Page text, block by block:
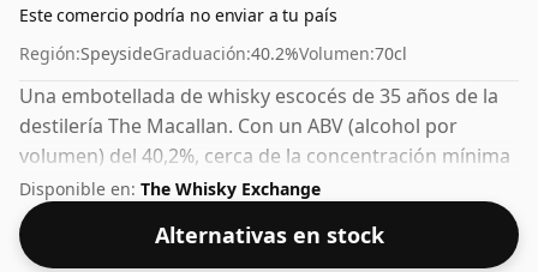
Este comercio podría no enviar a tu país
Región:SpeysideGraduación:40.2%Volumen:70cl
Una embotellada de whisky escocés de 35 años de la
destilería The Macallan. Con un ABV (alcohol por
volumen) del 40,2%, cerca de la concentración mínima
con la que se puede embotellar el whisky, y por lo
tanto debe considerarse un whisky de concentración
"estándar".
Disponible en: The Whisky Exchange
Alternativas en stock